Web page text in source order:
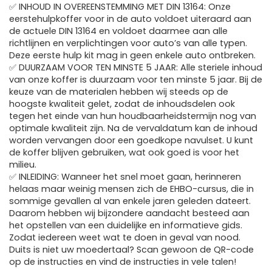
✅ INHOUD IN OVEREENSTEMMING MET DIN 13164: Onze
eerstehulpkoffer voor in de auto voldoet uiteraard aan
de actuele DIN 13164 en voldoet daarmee aan alle
richtlijnen en verplichtingen voor auto’s van alle typen.
Deze eerste hulp kit mag in geen enkele auto ontbreken.
✅ DUURZAAM VOOR TEN MINSTE 5 JAAR: Alle steriele inhoud
van onze koffer is duurzaam voor ten minste 5 jaar. Bij de
keuze van de materialen hebben wij steeds op de
hoogste kwaliteit gelet, zodat de inhoudsdelen ook
tegen het einde van hun houdbaarheidstermijn nog van
optimale kwaliteit zijn. Na de vervaldatum kan de inhoud
worden vervangen door een goedkope navulset. U kunt
de koffer blijven gebruiken, wat ook goed is voor het
milieu.
✅ INLEIDING: Wanneer het snel moet gaan, herinneren
helaas maar weinig mensen zich de EHBO-cursus, die in
sommige gevallen al van enkele jaren geleden dateert.
Daarom hebben wij bijzondere aandacht besteed aan
het opstellen van een duidelijke en informatieve gids.
Zodat iedereen weet wat te doen in geval van nood.
Duits is niet uw moedertaal? Scan gewoon de QR-code
op de instructies en vind de instructies in vele talen!